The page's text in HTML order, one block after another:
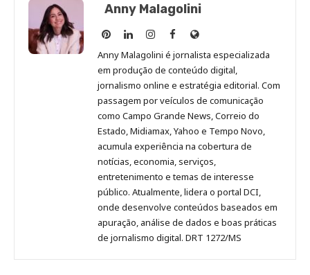
Anny Malagolini
Anny
Malagolini
no
Pinterest
Anny
Malagolini
no
LinkedIn
Anny
Malagolini
no
Instagram
Anny
Malagolini
no
Facebook
Site
de
Anny
Malagolini
Anny Malagolini é jornalista especializada
em produção de conteúdo digital,
jornalismo online e estratégia editorial. Com
passagem por veículos de comunicação
como Campo Grande News, Correio do
Estado, Midiamax, Yahoo e Tempo Novo,
acumula experiência na cobertura de
notícias, economia, serviços,
entretenimento e temas de interesse
público. Atualmente, lidera o portal DCI,
onde desenvolve conteúdos baseados em
apuração, análise de dados e boas práticas
de jornalismo digital. DRT 1272/MS